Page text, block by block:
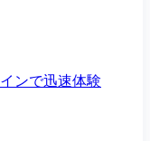
ンで迅速体験